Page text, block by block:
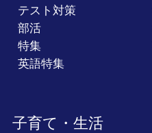
テスト対策
部活
特集
英語特集
子育て・生活